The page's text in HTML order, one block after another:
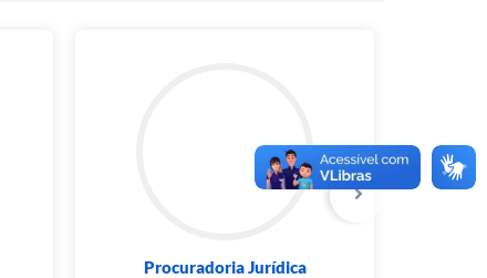
Procuradoria Jurídica